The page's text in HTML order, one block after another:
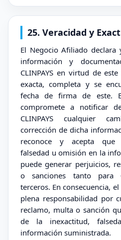
25. Veracidad y
El Negocio Afiliado
información y
CLINPAYS en virtud de
exacta, completa y se
fecha de firma de este.
compromete a notificar
CLINPAYS cualquier
corrección de dicha
reconoce y acepta que
falsedad u omisión en la
puede generar perjuicios,
o sanciones tanto para
terceros. En consecuencia,
plena responsabilidad por
reclamo, multa o sanción
de la inexactitud,
información suministrada.